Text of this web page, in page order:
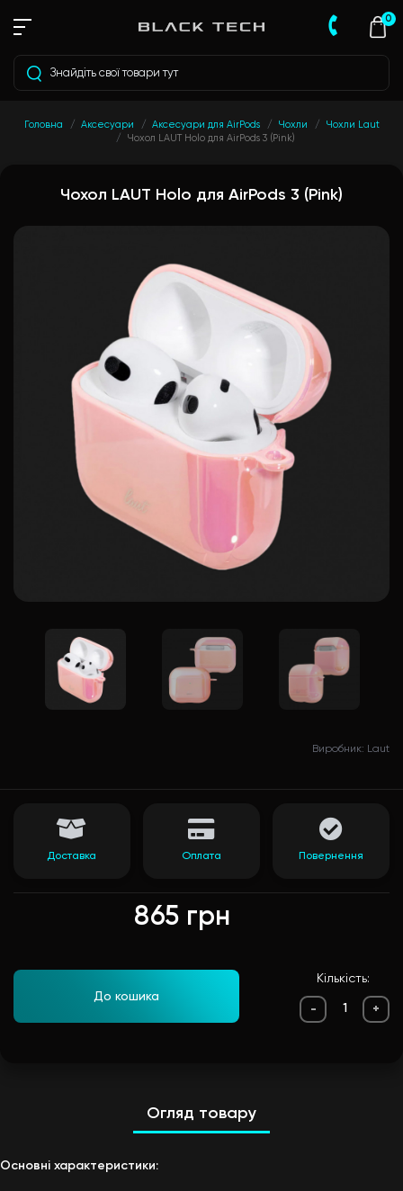
0
Головна Аксесуари Аксесуари для AirPods Чохли
Чохли Laut
Чохол LAUT Holo для AirPods 3 (Pink)
Чохол LAUT Holo для AirPods 3 (Pink)
Виробник: Laut
865 грн
До кошика
Кількість:
- +
Доставка Оплата Повернення
Огляд товару
Основні характеристики: